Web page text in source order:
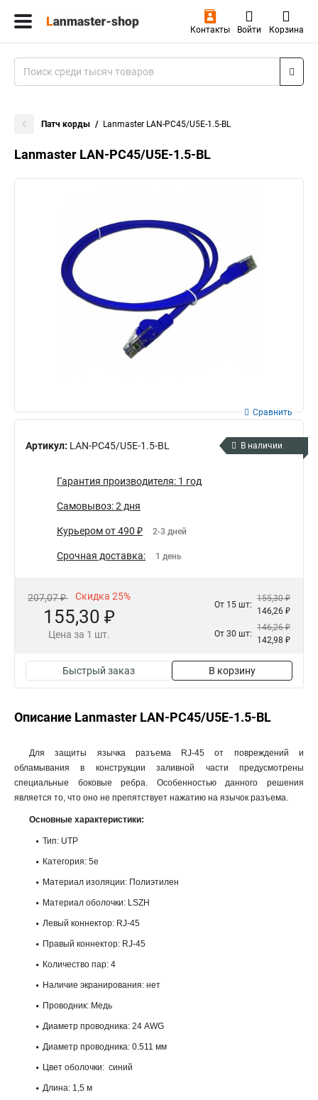
Контакты Войти Корзина
Патч корды Lanmaster LAN-PC45/U5E-1.5-BL
Lanmaster LAN-PC45/U5E-1.5-BL
Артикул: LAN-PC45/U5E-1.5-BL
Сравнить
В наличии
Гарантия производителя: 1 год
Самовывоз: 2 дня
Курьером от 490 ₽ 2-3 дней
Срочная доставка: 1 день
207,07 ₽ Скидка 25%
155,30 ₽
Цена за 1 шт.
От 15 шт:
155,30 ₽
146,26 ₽
От 30 шт:
146,26 ₽
142,98 ₽
Быстрый заказ В корзину
Описание Lanmaster LAN-PC45/U5E-1.5-BL
Для защиты язычка разъема RJ-45 от повреждений и
обламывания в конструкции заливной части предусмотрены
специальные боковые ребра. Особенностью данного решения
является то, что оно не препятствует нажатию на язычок разъема.
Основные характеристики:
Тип: UTP
Категория: 5e
Материал изоляции: Полиэтилен
Материал оболочки: LSZH
Левый коннектор: RJ-45
Правый коннектор: RJ-45
Количество пар: 4
Наличие экранирования: нет
Проводник: Медь
Диаметр проводника: 24 AWG
Диаметр проводника: 0.511 мм
Цвет оболочки: синий
Длина: 1,5 м